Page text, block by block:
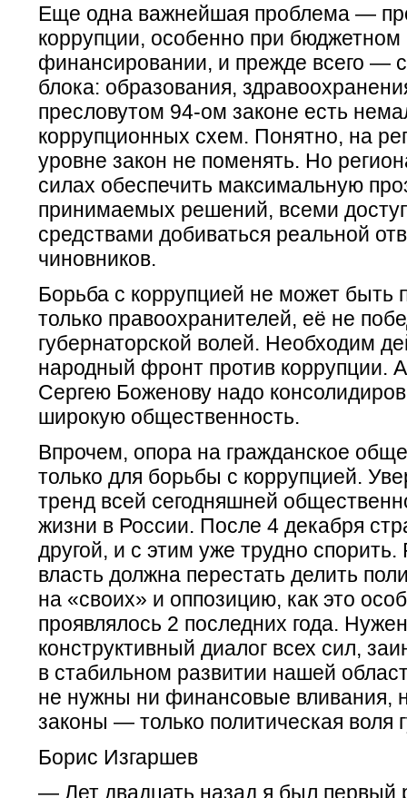
Еще одна важнейшая проблема —
коррупции, особенно при бюджетном
финансировании, и прежде всего —
блока: образования,
пресловутом 94-ом законе есть
коррупционных схем. Понятно, на
уровне закон не поменять. Но
силах обеспечить максимальную
принимаемых решений, всеми
средствами добиваться реальной
чиновников.
Борьба с коррупцией не может быть
только правоохранителей, её не
губернаторской волей. Необходим
народный фронт против коррупции. А
Сергею Боженову надо
широкую общественность.
Впрочем, опора на гражданское
только для борьбы с коррупцией.
тренд всей сегодняшней
жизни в России. После 4 декабря
другой, и с этим уже трудно спорить.
власть должна перестать делить
на «своих» и оппозицию, как это
проявлялось 2 последних года.
конструктивный диалог всех сил,
в стабильном развитии нашей
не нужны ни финансовые вливания,
законы — только политическая воля
Борис Изгаршев
— Лет двадцать назад я был